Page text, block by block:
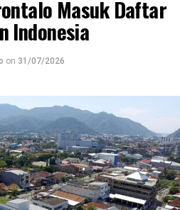
warga yang
kebutuhannya. Dirinya
dengan baik dan
bantuan ini kebutuhan
November Di Lantik
Masuk Daftar
Indonesia
on 31/07/2026